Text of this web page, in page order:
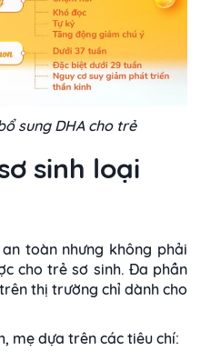
sung DHA cho trẻ
sinh loại
toàn nhưng không phải
cho trẻ sơ sinh. Đa phần
thị trường chỉ dành cho
mẹ dựa trên các tiêu chí: